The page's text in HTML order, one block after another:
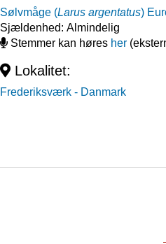
Sølvmåge (Larus argentatus)
Sjældenhed:Almindelig
Stemmer kan høres her
Lokalitet:
Frederiksværk - Danmark